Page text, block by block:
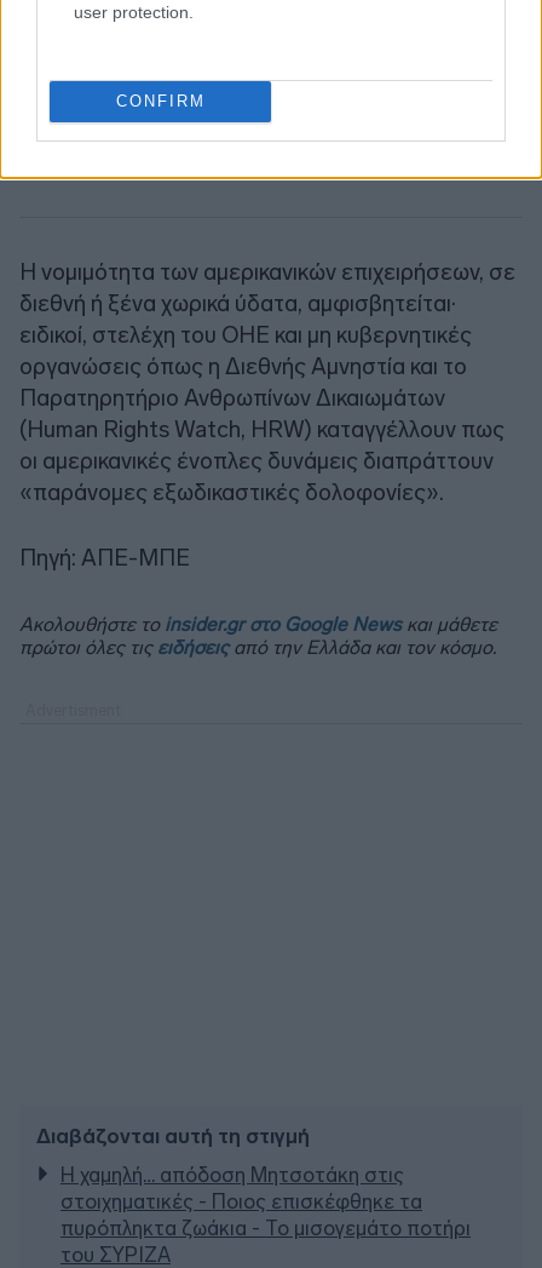
user protection.
CONFIRM
Η νομιμότητα των αμερικανικών επιχειρήσεων, σε
διεθνή ή ξένα χωρικά ύδατα, αμφισβητείται·
ειδικοί, στελέχη του ΟΗΕ και μη κυβερνητικές
οργανώσεις όπως η Διεθνής Αμνηστία και το
Παρατηρητήριο Ανθρωπίνων Δικαιωμάτων
(Human Rights Watch, HRW) καταγγέλλουν πως
οι αμερικανικές ένοπλες δυνάμεις διαπράττουν
«παράνομες εξωδικαστικές δολοφονίες».
Πηγή: ΑΠΕ-ΜΠΕ
Ακολουθήστε το insider.gr στο Google Newsκαι μάθετε
πρώτοι όλες τις ειδήσειςαπό την Ελλάδα και τον κόσμο.
Διαβάζονται αυτή τη στιγμή
Η χαμηλή… απόδοση Μητσοτάκη στις
στοιχηματικές - Ποιος επισκέφθηκε τα
πυρόπληκτα ζωάκια - Το μισογεμάτο ποτήρι
του ΣΥΡΙΖΑ